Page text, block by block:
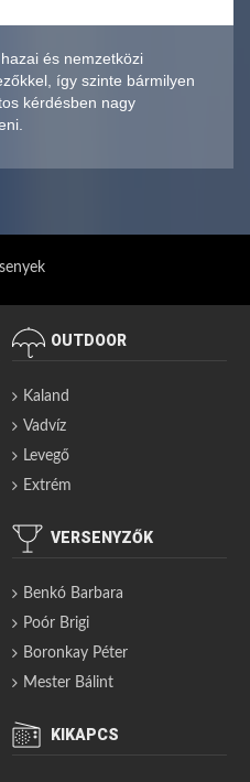
és nemzetközi
így szinte bármilyen
kérdésben nagy
OUTDOOR
Kaland
Vadvíz
Levegő
Extrém
VERSENYZŐK
Benkó Barbara
Poór Brigi
Boronkay Péter
Mester Bálint
KIKAPCS